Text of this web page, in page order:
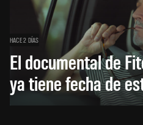
HACE 2 DÍAS
El documental de
ya tiene fecha de